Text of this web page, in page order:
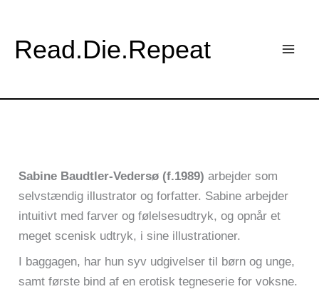
indholdet
Read.Die.Repeat
Sabine Baudtler-Vedersø (f.1989) arbejder som
selvstændig illustrator og forfatter. Sabine arbejder
intuitivt med farver og følelsesudtryk, og opnår et
meget scenisk udtryk, i sine illustrationer.
I baggagen, har hun syv udgivelser til børn og unge,
samt første bind af en erotisk tegneserie for voksne.